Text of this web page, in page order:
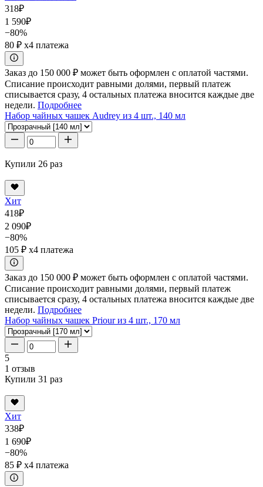
318₽
1 590₽
−80%
80 ₽ x4 платежа
Заказ до 150 000 ₽ может быть оформлен с оплатой частями.
Списание происходит равными долями, первый платеж
списывается сразу, 4 остальных платежа вносится каждые две
недели. Подробнее
Набор чайных чашек Audrey из 4 шт., 140 мл
Купили 26 раз
Хит
418₽
2 090₽
−80%
105 ₽ x4 платежа
Заказ до 150 000 ₽ может быть оформлен с оплатой частями.
Списание происходит равными долями, первый платеж
списывается сразу, 4 остальных платежа вносится каждые две
недели. Подробнее
Набор чайных чашек Priour из 4 шт., 170 мл
5
1 отзыв
Купили 31 раз
Хит
338₽
1 690₽
−80%
85 ₽ x4 платежа